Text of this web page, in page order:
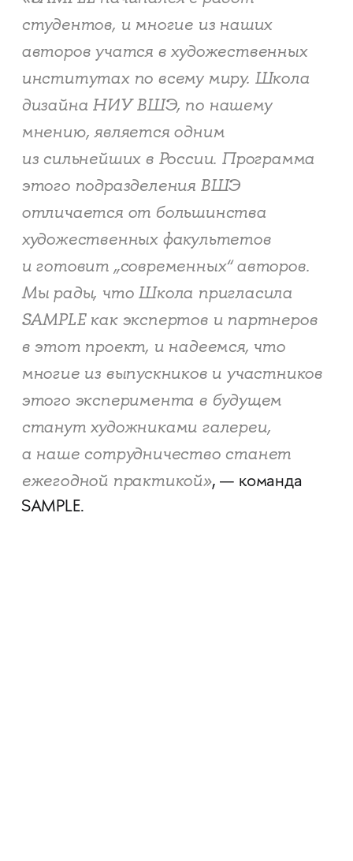
студентов, и многие из наших
авторов учатся в художественных
институтах по всему миру. Школа
дизайна НИУ ВШЭ, по нашему
мнению, является одним
из сильнейших в России. Программа
этого подразделения ВШЭ
отличается от большинства
художественных факультетов
и готовит „современных“ авторов.
Мы рады, что Школа пригласила
SAMPLE как экспертов и партнеров
в этот проект, и надеемся, что
многие из выпускников и участников
этого эксперимента в будущем
станут художниками галереи,
а наше сотрудничество станет
ежегодной практикой», — команда
SAMPLE.